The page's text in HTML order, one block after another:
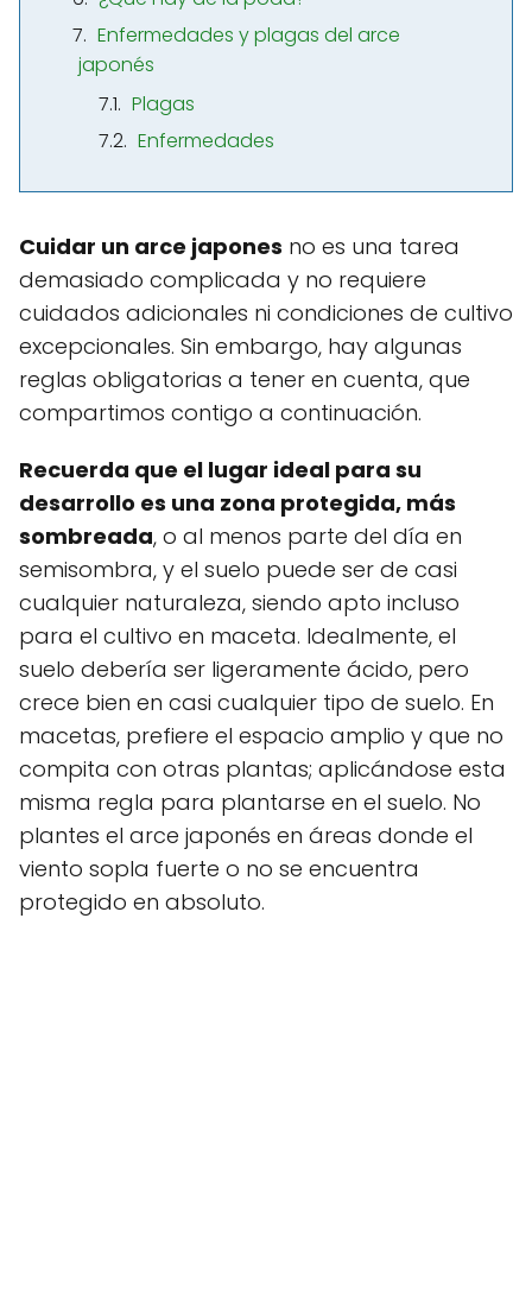
Enfermedades y plagas del arce
japonés
Plagas
Enfermedades
Cuidar un arce japones no es una tarea
demasiado complicada y no requiere
cuidados adicionales ni condiciones de cultivo
excepcionales. Sin embargo, hay algunas
reglas obligatorias a tener en cuenta, que
compartimos contigo a continuación.
Recuerda que el lugar ideal para su
desarrollo es una zona protegida, más
sombreada, o al menos parte del día en
semisombra, y el suelo puede ser de casi
cualquier naturaleza, siendo apto incluso
para el cultivo en maceta. Idealmente, el
suelo debería ser ligeramente ácido, pero
crece bien en casi cualquier tipo de suelo. En
macetas, prefiere el espacio amplio y que no
compita con otras plantas; aplicándose esta
misma regla para plantarse en el suelo. No
plantes el arce japonés en áreas donde el
viento sopla fuerte o no se encuentra
protegido en absoluto.